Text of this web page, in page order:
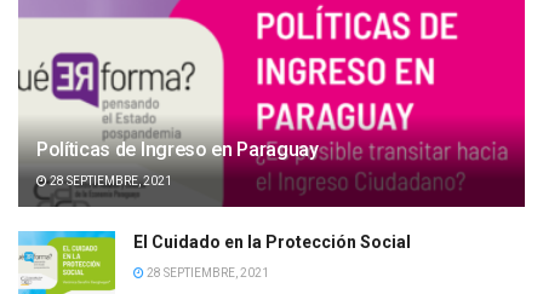
Políticas de Ingreso en Paraguay
28 SEPTIEMBRE, 2021
El Cuidado en la Protección Social
28 SEPTIEMBRE, 2021